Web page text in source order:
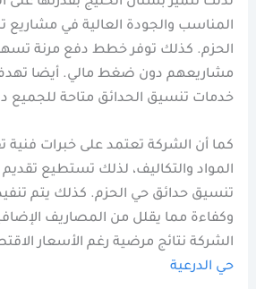
المناسب والجودة العالية في
الحزم. كذلك توفر خطط دفع مرنة
مشاريعهم دون ضغط مالي. أيضا
خدمات تنسيق الحدائق متاحة للجميع
كما أن الشركة تعتمد على خبرات فنية
المواد والتكاليف، لذلك تستطيع
تنسيق حدائق حي الحزم. كذلك يتم
وكفاءة مما يقلل من المصاريف
الشركة نتائج مرضية رغم الأسعار
حي الدرعية